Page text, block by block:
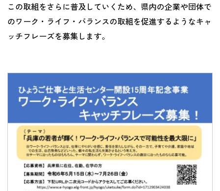
この取組をさらに普及していくため、県内の企業や団体で
のワーク・ライフ・バランスの取組を促進するようなキャ
ッチフレーズを募集します。